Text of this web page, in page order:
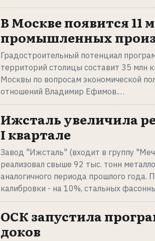
В Москве появится 11
промышленных
Градостроительный потенциал
территорий столицы составит 35 млн
Москвы по вопросам экономической
отношений Владимир Ефимов.…
Ижсталь увеличила
I квартале
Завод "Ижсталь" (входит в группу
реализовал свыше 92 тыс. тонн
аналогичного периода прошлого года.
калибровки - на 10%, стальных
ОСК запустила
доков